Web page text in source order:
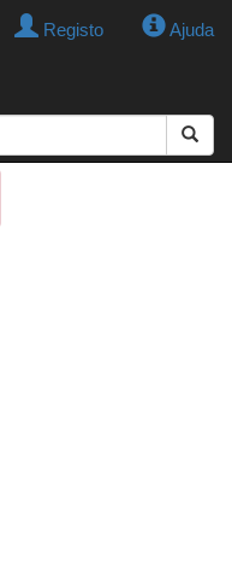
Registo Ajuda